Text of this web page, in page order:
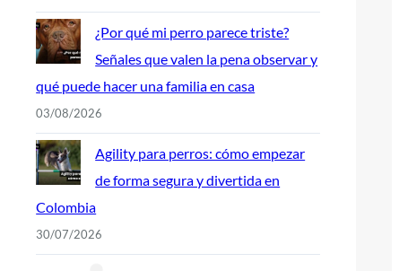
¿Por qué mi perro parece triste?
Señales que valen la pena observar y
qué puede hacer una familia en casa
03/08/2026
Agility para perros: cómo empezar
de forma segura y divertida en
Colombia
30/07/2026